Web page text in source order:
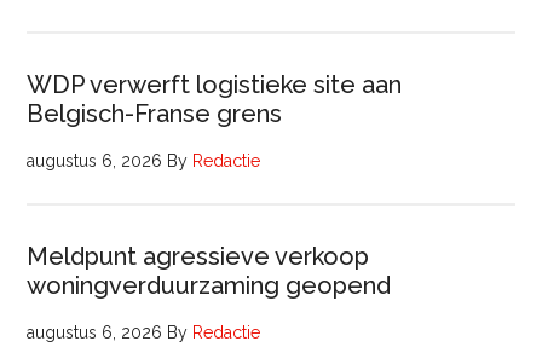
WDP verwerft logistieke site aan
Belgisch-Franse grens
augustus 6, 2026 By Redactie
Meldpunt agressieve verkoop
woningverduurzaming geopend
augustus 6, 2026 By Redactie